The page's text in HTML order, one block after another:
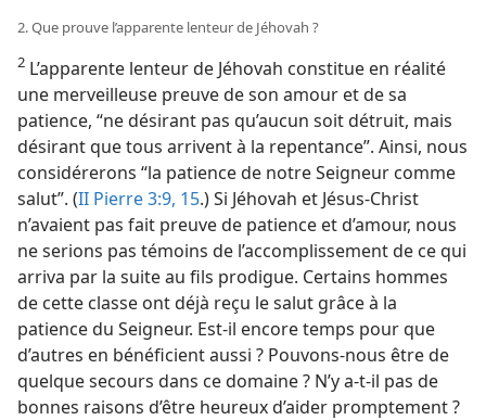
2. Que prouve l’apparente lenteur de Jéhovah ?
2 L’apparente lenteur de Jéhovah constitue en réalité
une merveilleuse preuve de son amour et de sa
patience, “ne désirant pas qu’aucun soit détruit, mais
désirant que tous arrivent à la repentance”. Ainsi, nous
considérerons “la patience de notre Seigneur comme
salut”. (II Pierre 3:9, 15.) Si Jéhovah et Jésus-Christ
n’avaient pas fait preuve de patience et d’amour, nous
ne serions pas témoins de l’accomplissement de ce qui
arriva par la suite au fils prodigue. Certains hommes
de cette classe ont déjà reçu le salut grâce à la
patience du Seigneur. Est-​il encore temps pour que
d’autres en bénéficient aussi ? Pouvons-​nous être de
quelque secours dans ce domaine ? N’y a-​t-​il pas de
bonnes raisons d’être heureux d’aider promptement ?